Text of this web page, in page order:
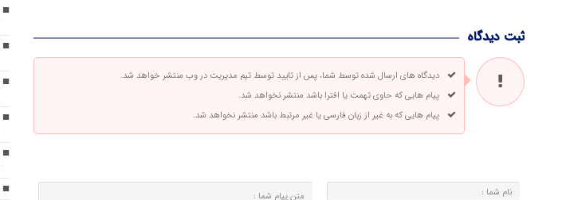
ثبت دیدگاه
دیدگاه های ارسال شده توسط شما، پس از تایید توسط تیم مدیریت در وب منتشر خواهد شد.
پیام هایی که حاوی تهمت یا افترا باشد منتشر نخواهد شد.
پیام هایی که به غیر از زبان فارسی یا غیر مرتبط باشد منتشر نخواهد شد.